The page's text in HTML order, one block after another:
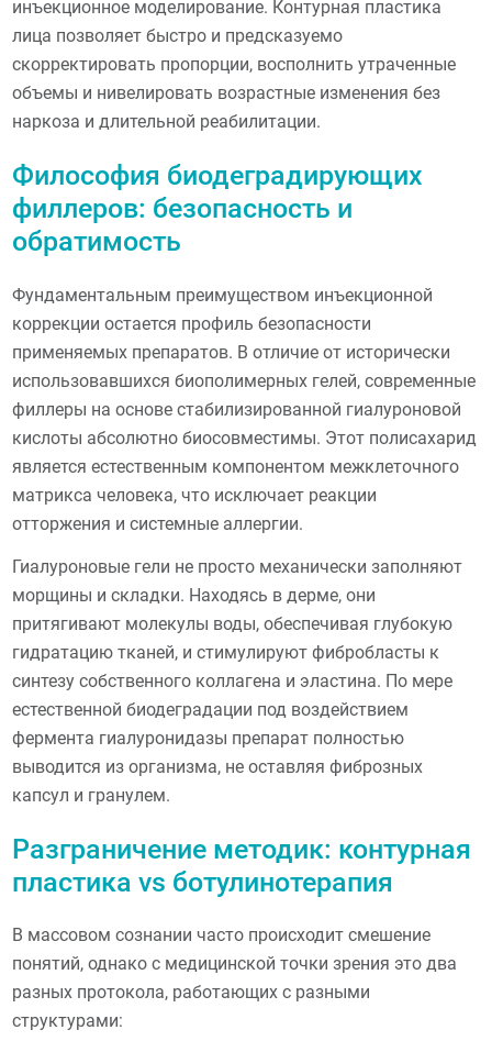
инъекционное моделирование. Контурная пластика
лица позволяет быстро и предсказуемо
скорректировать пропорции, восполнить утраченные
объемы и нивелировать возрастные изменения без
наркоза и длительной реабилитации.
Философия биодеградирующих
филлеров: безопасность и
обратимость
Фундаментальным преимуществом инъекционной
коррекции остается профиль безопасности
применяемых препаратов. В отличие от исторически
использовавшихся биополимерных гелей, современные
филлеры на основе стабилизированной гиалуроновой
кислоты абсолютно биосовместимы. Этот полисахарид
является естественным компонентом межклеточного
матрикса человека, что исключает реакции
отторжения и системные аллергии.
Гиалуроновые гели не просто механически заполняют
морщины и складки. Находясь в дерме, они
притягивают молекулы воды, обеспечивая глубокую
гидратацию тканей, и стимулируют фибробласты к
синтезу собственного коллагена и эластина. По мере
естественной биодеградации под воздействием
фермента гиалуронидазы препарат полностью
выводится из организма, не оставляя фиброзных
капсул и гранулем.
Разграничение методик: контурная
пластика vs ботулинотерапия
В массовом сознании часто происходит смешение
понятий, однако с медицинской точки зрения это два
разных протокола, работающих с разными
структурами: